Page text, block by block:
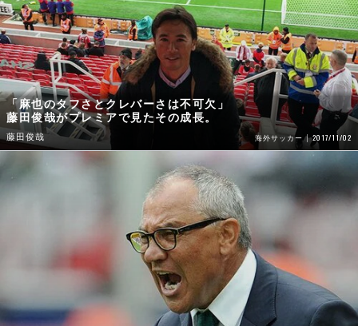
「麻也のタフさとクレバーさは不可欠」
藤田俊哉がプレミアで見たその成長。
藤田俊哉 海外サッカー 2017/11/02